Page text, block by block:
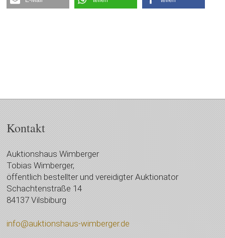
Kontakt
Auktionshaus Wimberger
Tobias Wimberger,
öffentlich bestellter und vereidigter Auktionator
Schachtenstraße 14
84137 Vilsbiburg
info@auktionshaus-wimberger.de